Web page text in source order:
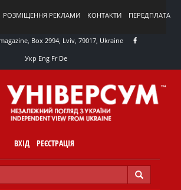
РОЗМІЩЕННЯ РЕКЛАМИ КОНТАКТИ ПЕРЕДПЛАТА
Box 2994, Lviv, 79017, Ukraine
Укр Eng FrDe
ВХІД РЕЄСТРАЦІЯ